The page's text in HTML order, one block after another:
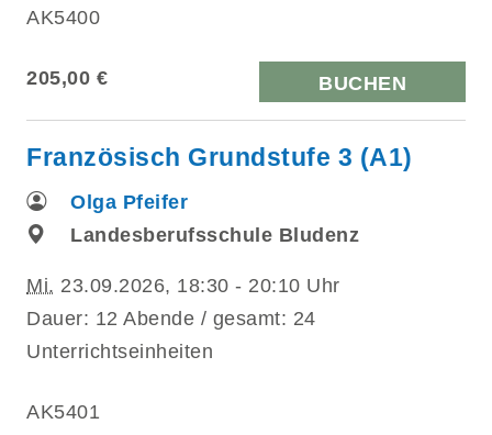
AK5400
205,00 € BUCHEN
Französisch Grundstufe 3 (A1)
Olga Pfeifer
Landesberufsschule Bludenz
Mi. 23.09.2026, 18:30 - 20:10 Uhr
Dauer: 12 Abende / gesamt: 24
Unterrichtseinheiten
AK5401